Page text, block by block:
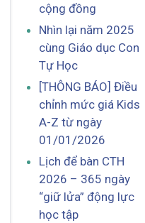
cộng đồng
Nhìn lại năm 2025
cùng Giáo dục Con
Tự Học
[THÔNG BÁO] Điều
chỉnh mức giá Kids
A-Z từ ngày
01/01/2026
Lịch để bàn CTH
2026 – 365 ngày
“giữ lửa” động lực
học tập